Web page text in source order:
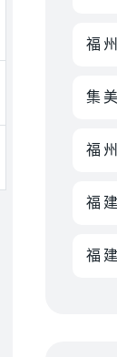
福
集
福
福
福